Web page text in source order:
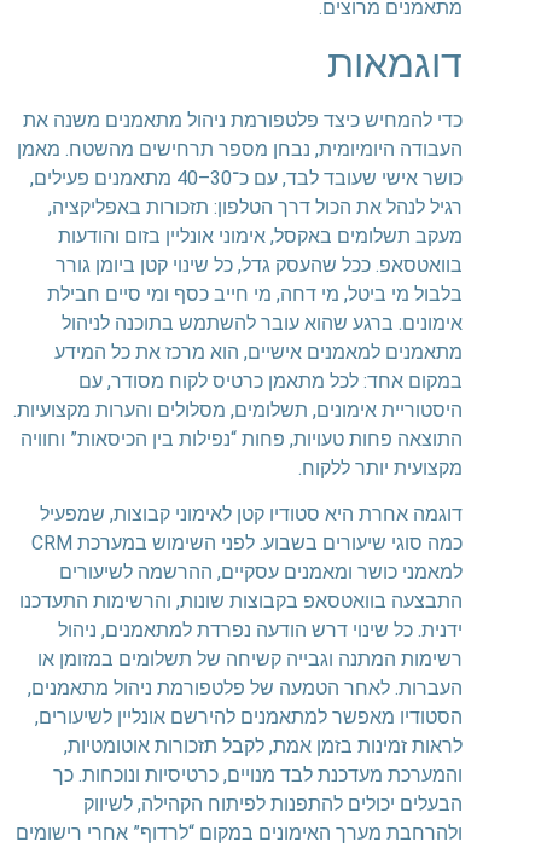
מתאמנים מרוצים.
דוגמאות
כדי להמחיש כיצד פלטפורמת ניהול מתאמנים משנה את
העבודה היומיומית, נבחן מספר תרחישים מהשטח. מאמן
כושר אישי שעובד לבד, עם כ־30–40 מתאמנים פעילים,
רגיל לנהל את הכול דרך הטלפון: תזכורות באפליקציה,
מעקב תשלומים באקסל, אימוני אונליין בזום והודעות
בוואטסאפ. ככל שהעסק גדל, כל שינוי קטן ביומן גורר
בלבול מי ביטל, מי דחה, מי חייב כסף ומי סיים חבילת
אימונים. ברגע שהוא עובר להשתמש בתוכנה לניהול
מתאמנים למאמנים אישיים, הוא מרכז את כל המידע
במקום אחד: לכל מתאמן כרטיס לקוח מסודר, עם
היסטוריית אימונים, תשלומים, מסלולים והערות מקצועיות.
התוצאה פחות טעויות, פחות “נפילות בין הכיסאות” וחוויה
מקצועית יותר ללקוח.
דוגמה אחרת היא סטודיו קטן לאימוני קבוצות, שמפעיל
כמה סוגי שיעורים בשבוע. לפני השימוש במערכת CRM
למאמני כושר ומאמנים עסקיים, ההרשמה לשיעורים
התבצעה בוואטסאפ בקבוצות שונות, והרשימות התעדכנו
ידנית. כל שינוי דרש הודעה נפרדת למתאמנים, ניהול
רשימות המתנה וגבייה קשיחה של תשלומים במזומן או
העברות. לאחר הטמעה של פלטפורמת ניהול מתאמנים,
הסטודיו מאפשר למתאמנים להירשם אונליין לשיעורים,
לראות זמינות בזמן אמת, לקבל תזכורות אוטומטיות,
והמערכת מעדכנת לבד מנויים, כרטיסיות ונוכחות. כך
הבעלים יכולים להתפנות לפיתוח הקהילה, לשיווק
ולהרחבת מערך האימונים במקום “לרדוף” אחרי רישומים